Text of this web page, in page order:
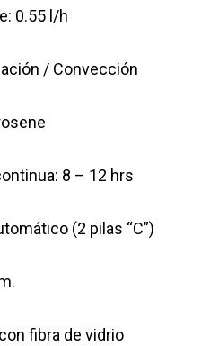
0.55 l/h
/ Convección
8 – 12 hrs
(2 pilas “C”)
fibra de vidrio